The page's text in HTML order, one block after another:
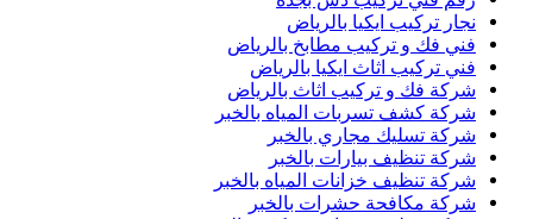
نجار تركيب ايكيا بالرياض
فني فك و تركيب مطابخ بالرياض
فني تركيب اثاث ايكيا بالرياض
شركة فك و تركيب اثاث بالرياض
شركة كشف تسربات المياه بالخبر
شركة تسليك مجاري بالخبر
شركة تنظيف بيارات بالخبر
شركة تنظيف خزانات المياه بالخبر
شركة مكافحة حشرات بالخبر